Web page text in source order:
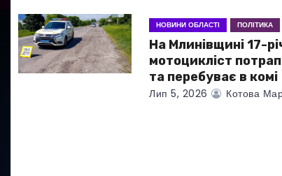
з
а
п
НОВИНИ ОБЛАСТІ ПОЛІТИКА
На Млинівщині 17-
мотоцикліст
та перебуває в комі
Лип 5, 2026 Котова